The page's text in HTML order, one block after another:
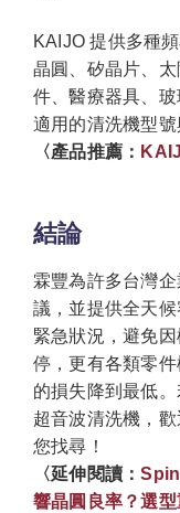
KAIJO 提供多種
晶圓、矽晶片、
件、醫療器具、
適用的清洗機型號
〈產品推薦：
結論
霖豐為許多台灣
議，並提供全天
緊急狀況，避免
停，更有各類零
的損失降到最低
超音波清洗機，
您找尋！
〈延伸閱讀：
響晶圓良率？選